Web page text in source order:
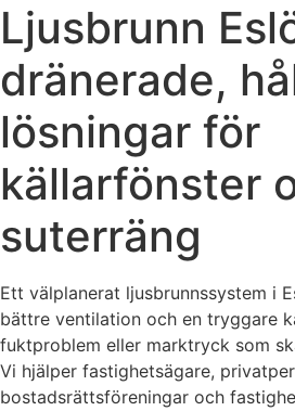
Ljusbrunn
dränerade,
lösningar för
källarfönster
suterräng
Ett välplanerat ljusbrunnssystem i
bättre ventilation och en tryggare
fuktproblem eller marktryck som
Vi hjälper fastighetsägare,
bostadsrättsföreningar och